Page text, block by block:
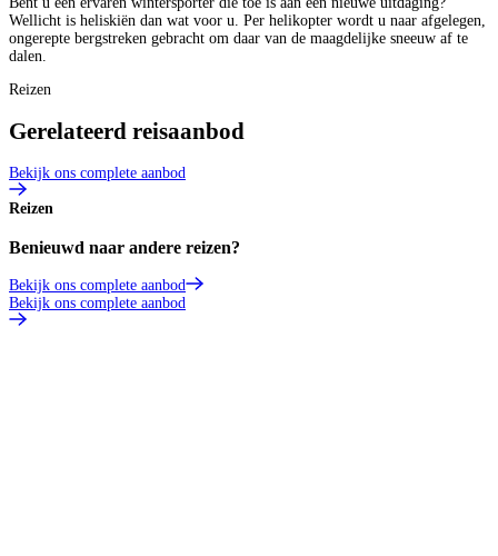
Wellicht is heliskiën dan wat voor u. Per helikopter wordt u naar afgelegen,
ongerepte bergstreken gebracht om daar van de maagdelijke sneeuw af te
dalen.
Reizen
Gerelateerd reisaanbod
Bekijk ons complete aanbod
Reizen
Benieuwd naar andere reizen?
Bekijk ons complete aanbod
Bekijk ons complete aanbod